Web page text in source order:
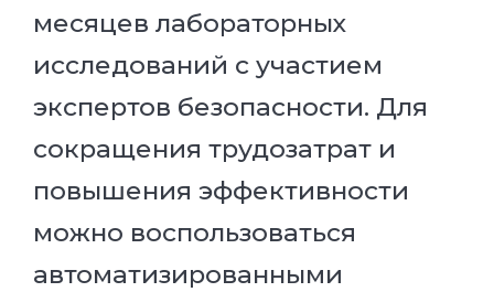
месяцев лабораторных
исследований с участием
экспертов безопасности. Для
сокращения трудозатрат и
повышения эффективности
можно воспользоваться
автоматизированными